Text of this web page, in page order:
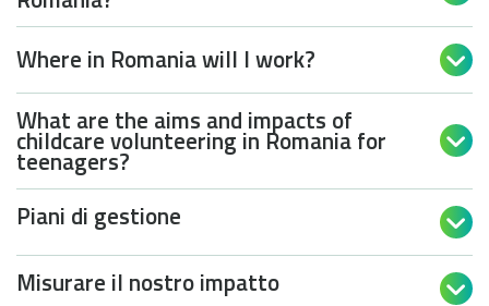
Where in Romania will I work? 
What are the aims and impacts of
childcare volunteering in Romania for
teenagers?

Piani di gestione 
Misurare il nostro impatto 